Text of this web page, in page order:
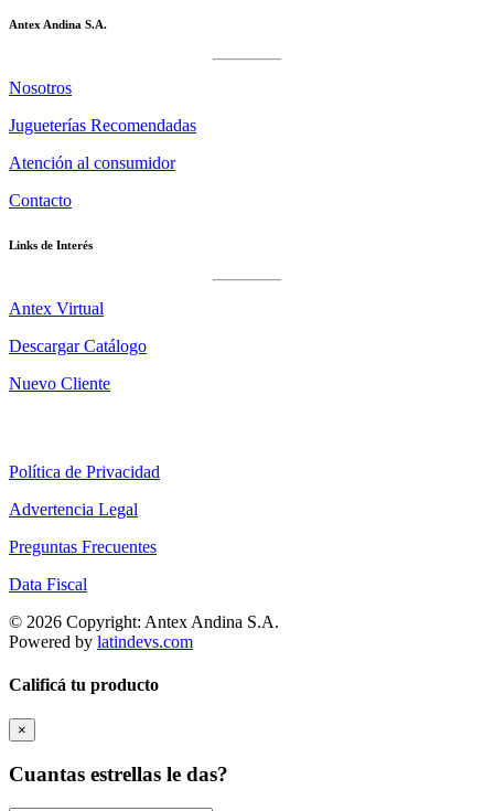
Antex Andina S.A.
Nosotros
Jugueterías Recomendadas
Atención al consumidor
Contacto
Links de Interés
Antex Virtual
Descargar Catálogo
Nuevo Cliente
Política de Privacidad
Advertencia Legal
Preguntas Frecuentes
Data Fiscal
© 2026 Copyright: Antex Andina S.A.
Powered by latindevs.com
Calificá tu producto
×
Cuantas estrellas le das?